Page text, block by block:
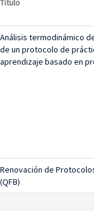
Título
Análisis termodinámico
de un protocolo de
aprendizaje basado en
Renovación de
(QFB)